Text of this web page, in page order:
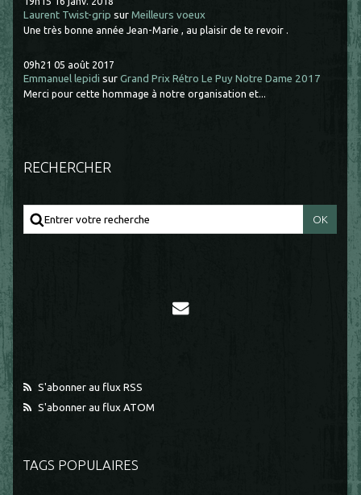
Laurent Twist-grip surMeilleurs voeux
Une très bonne année Jean-Marie , au plaisir de te revoir .
09h21 05 août 2017
Emmanuel lepidi surGrand Prix Rétro Le Puy Notre Dame 2017
Merci pour cette hommage à notre organisation et...
RECHERCHER
S'abonner au flux RSS
S'abonner au flux ATOM
TAGS POPULAIRES